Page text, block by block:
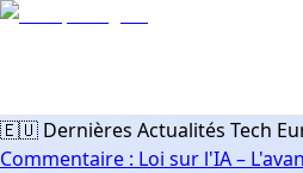
🇪🇺 Dernières Actualités Tech
Commentaire : Loi sur l'IA –